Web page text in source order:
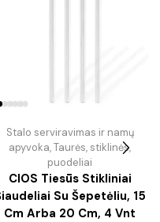
Stalo serviravimas ir namų
apyvoka,Taurės, stiklinės,
puodeliai
CIOS Tiesūs Stikliniai
Su Šepetėliu, 15
Cm Arba 20 Cm, 4 Vnt